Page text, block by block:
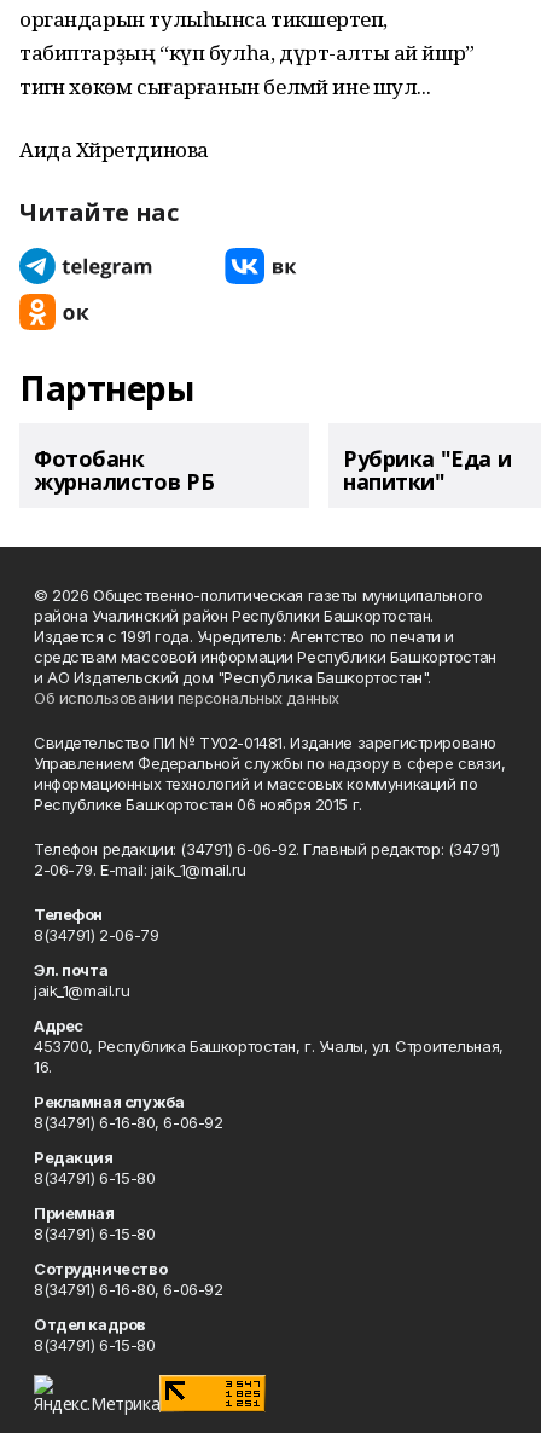
органдарын тулыһынса тикшертеп,
табиптарҙың “күп булһа, дүрт-алты ай йәшәр”
тигән хөкөм сығарғанын белмәй ине шул...
Аида Хәйретдинова
Читайте нас
Партнеры
Фотобанк
журналистов РБ
Рубрика "Еда и
напитки"
© 2026 Общественно-политическая газеты муниципального
района Учалинский район Республики Башкортостан.
Издается с 1991 года. Учредитель: Агентство по печати и
средствам массовой информации Республики Башкортостан
и АО Издательский дом "Республика Башкортостан".
Об использовании персональных данных
Свидетельство ПИ № ТУ02-01481. Издание зарегистрировано
Управлением Федеральной службы по надзору в сфере связи,
информационных технологий и массовых коммуникаций по
Республике Башкортостан 06 ноября 2015 г.
Телефон редакции: (34791) 6-06-92. Главный редактор: (34791)
2-06-79. Е-mаil: jaik_1@mail.ru
Телефон
8(34791) 2-06-79
Эл. почта
jaik_1@mail.ru
Адрес
453700, Республика Башкортостан, г. Учалы, ул. Строительная,
16.
Рекламная служба
8(34791) 6-16-80, 6-06-92
Редакция
8(34791) 6-15-80
Приемная
8(34791) 6-15-80
Сотрудничество
8(34791) 6-16-80, 6-06-92
Отдел кадров
8(34791) 6-15-80